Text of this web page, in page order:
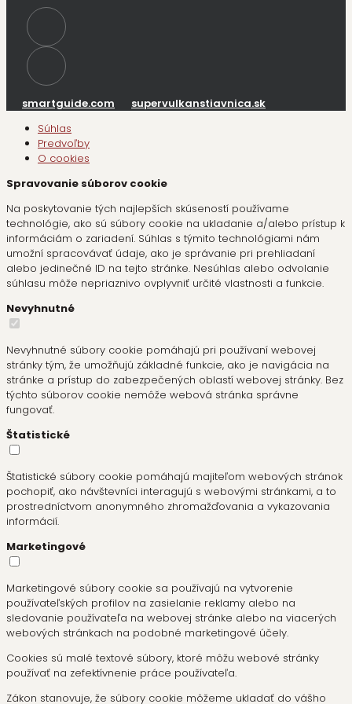
smartguide.com
supervulkanstiavnica.sk
Súhlas
Predvoľby
O cookies
Spravovanie súborov cookie
Na poskytovanie tých najlepších skúseností používame
technológie, ako sú súbory cookie na ukladanie a/alebo prístup k
informáciám o zariadení. Súhlas s týmito technológiami nám
umožní spracovávať údaje, ako je správanie pri prehliadaní
alebo jedinečné ID na tejto stránke. Nesúhlas alebo odvolanie
súhlasu môže nepriaznivo ovplyvniť určité vlastnosti a funkcie.
Nevyhnutné
Nevyhnutné súbory cookie pomáhajú pri používaní webovej
stránky tým, že umožňujú základné funkcie, ako je navigácia na
stránke a prístup do zabezpečených oblastí webovej stránky. Bez
týchto súborov cookie nemôže webová stránka správne
fungovať.
Štatistické
Štatistické súbory cookie pomáhajú majiteľom webových stránok
pochopiť, ako návštevníci interagujú s webovými stránkami, a to
prostredníctvom anonymného zhromažďovania a vykazovania
informácií.
Marketingové
Marketingové súbory cookie sa používajú na vytvorenie
používateľských profilov na zasielanie reklamy alebo na
sledovanie používateľa na webovej stránke alebo na viacerých
webových stránkach na podobné marketingové účely.
Cookies sú malé textové súbory, ktoré môžu webové stránky
používať na zefektívnenie práce používateľa.
Zákon stanovuje, že súbory cookie môžeme ukladať do vášho